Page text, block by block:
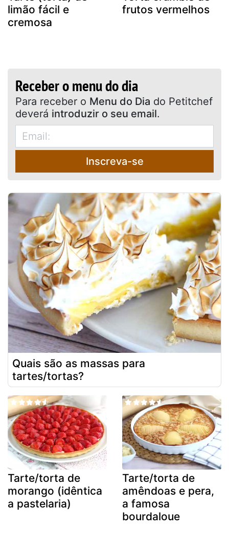
limão fácil e
cremosa
frutos vermelhos
Receber o menu do dia
Para receber o Menu do Dia do Petitchef
deverá introduzir o seu email.
Inscreva-se
Quais são as massas para
tartes/tortas?
Tarte/torta de
morango (idêntica
a pastelaria)
Tarte/torta de
amêndoas e pera,
a famosa
bourdaloue